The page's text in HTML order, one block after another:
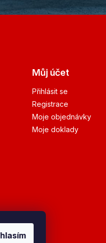
Můj účet
Přihlásit se
Registrace
Moje objednávky
Moje doklady